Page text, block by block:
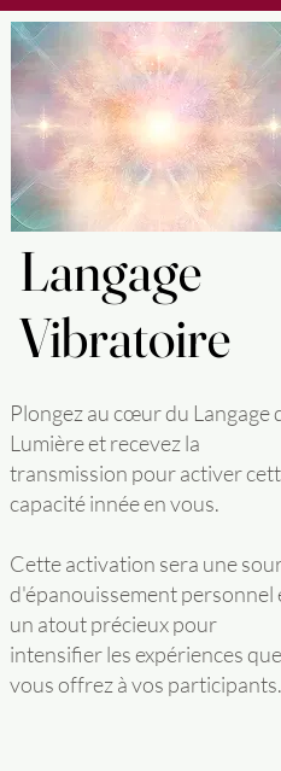
Langage
Vibratoire
Langage
Vibratoire
Plongez au cœur du Langage
Lumière et recevez la
transmission pour activer
capacité innée en vous.
Cette activation sera une
d'épanouissement personnel
un atout précieux pour
intensifier les expériences que
vous offrez à vos participants.